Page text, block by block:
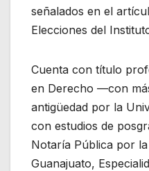
señalados en el
Elecciones del
Cuenta con título
en Derecho —con
antigüedad por la
con estudios de
Notaría Pública por
Guanajuato,